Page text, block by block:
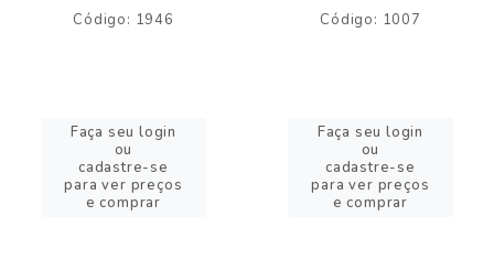
Código: 1946
Faça seu login
ou
cadastre-se
para ver preços
e comprar
Código: 1007
Faça seu login
ou
cadastre-se
para ver preços
e comprar